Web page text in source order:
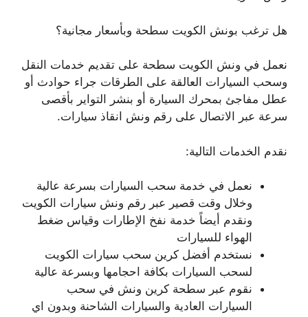
هل ترغب بونش الكويت سطحة وبأسعار مجانية؟
نعمل في ونش الكويت سطحة على تقديم خدمات النقل
وسحب السيارات العالقة على الطرقات جراء حوادث أو
عطل مفاجئ بمحرك السيارة أو بنشر التواير بأقصى
سرعة عبر الاتصال على رقم ونش انقاذ سيارات.
نقدم الخدمات التالية:
نعمل في خدمة سحب السيارات بسرعة عالية
وخلال وقت قصير عبر رقم ونش سيارات الكويت
ونقدم أيضاً خدمة نفخ الإطارات وقياس ضغط
الهواء للسيارات
نستخدم أفضل كرين سحب سيارات الكويت
لسحب السيارات بكافة احجامها وبسرعة عالية
نقوم عبر سطحة كرين ونش في سحب
السيارات العادية والسيارات الشاحنة وبدون اي